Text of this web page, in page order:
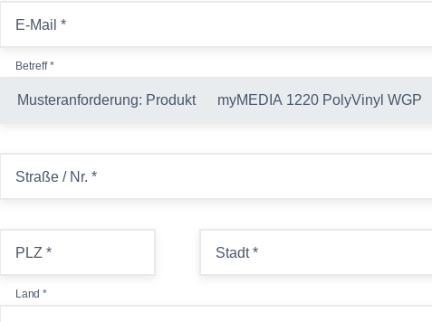
E-Mail *
Betreff*
Straße / Nr. *
PLZ * Stadt*
Land *